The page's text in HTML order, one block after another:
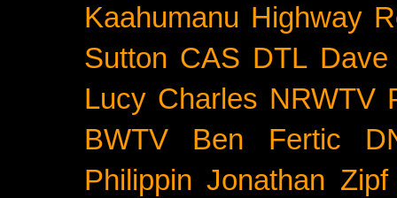
Kaahumanu Highway
Sutton CAS DTL
Lucy Charles NRWTV
BWTV
Ben Fertic
Philippin Jonathan Zipf